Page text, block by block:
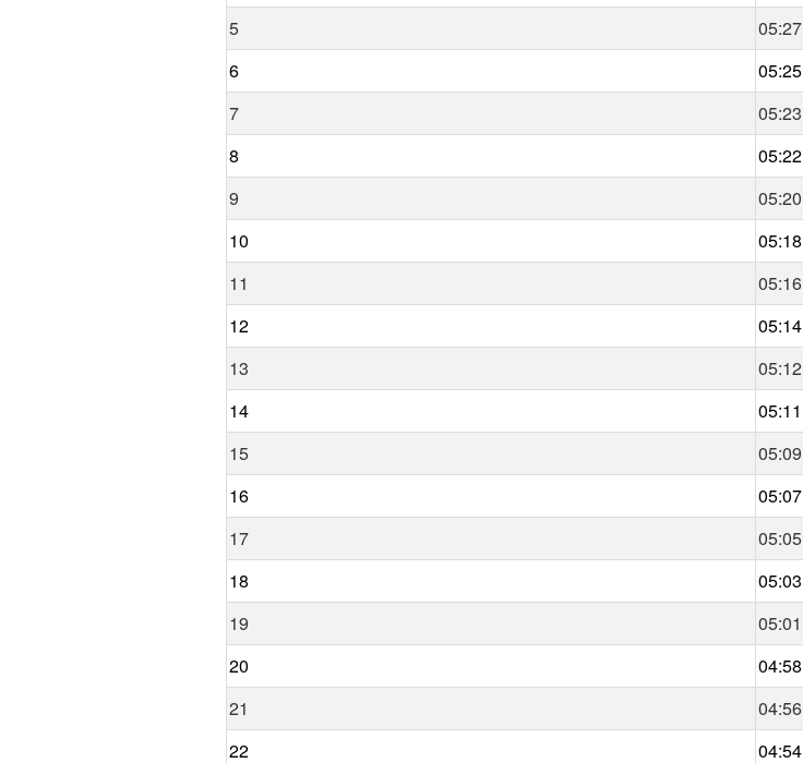
5
05:27
6
05:25
7
05:23
8
05:22
9
05:20
10
05:18
11
05:16
12
05:14
13
05:12
14
05:11
15
05:09
16
05:07
17
05:05
18
05:03
19
05:01
20
04:58
21
04:56
22
04:54